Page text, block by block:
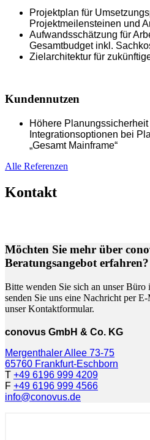
Projektplan für
Projektmeilensteinen und
Aufwandsschätzung für
Gesamtbudget inkl.
Zielarchitektur für
Kundennutzen
Höhere
Integrationsoptionen bei
„Gesamt Mainframe“
Alle Referenzen
Kontakt
Möchten Sie mehr über
Beratungsangebot erfahren?
Bitte wenden Sie sich an unser Büro
senden Sie uns eine Nachricht per
unser Kontaktformular.
conovus GmbH & Co. KG
Mergenthaler Allee 73-75
65760 Frankfurt-Eschborn
T +49 6196 999 4209
F +49 6196 999 4566
info@conovus.de